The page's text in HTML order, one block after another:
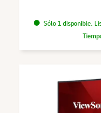
Sólo 1 disponible.